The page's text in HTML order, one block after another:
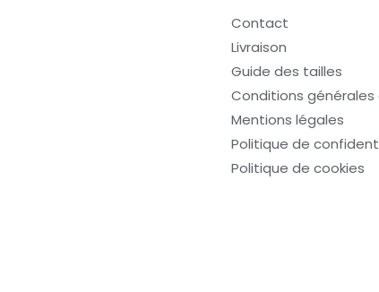
Contact
Livraison
Guide des tailles
Conditions
Mentions légales
Politique de
Politique de cookies